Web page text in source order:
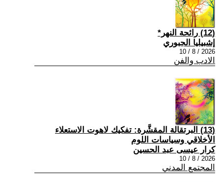
(12) رائحة النهر*
إشبيليا الجبوري
2026 / 8 / 10
الادب والفن
(13) البرتقالة المقشَّرة: تفكيك لاهوت الاستعلاء
الأخلاقي وسياسات اللوم
كرار عيسى عبد الحسين
2026 / 8 / 10
المجتمع المدني